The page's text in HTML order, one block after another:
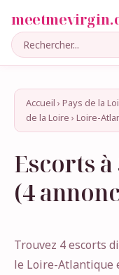
Accueil › Pays de la
de la Loire › Loire-
Escorts
(4
Trouvez 4 escorts
le Loire-Atlantique